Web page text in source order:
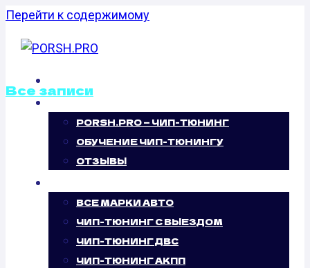
Перейти к содержимому
PORSH.PRO — ЧИП-ТЮНИНГ
ОБУЧЕНИЕ ЧИП-ТЮНИНГУ
ОТЗЫВЫ
ВСЕ МАРКИ АВТО
ЧИП-ТЮНИНГ С ВЫЕЗДОМ
ЧИП-ТЮНИНГ ДВС
ЧИП-ТЮНИНГ АКПП
Все записи
КАЛИБРОВКА
ФАЙЛОВ
ПРОШИВОК
PORSCHE